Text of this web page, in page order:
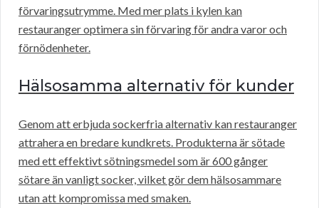
förvaringsutrymme. Med mer plats i kylen kan
restauranger optimera sin förvaring för andra varor och
förnödenheter.
Hälsosamma alternativ för kunder
Genom att erbjuda sockerfria alternativ kan restauranger
attrahera en bredare kundkrets. Produkterna är sötade
med ett effektivt sötningsmedel som är 600 gånger
sötare än vanligt socker, vilket gör dem hälsosammare
utan att kompromissa med smaken.